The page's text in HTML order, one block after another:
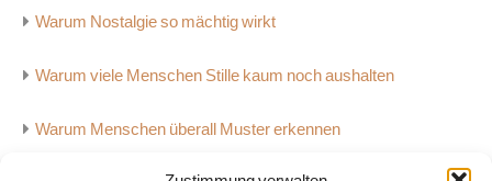
Warum Nostalgie so mächtig wirkt
Warum viele Menschen Stille kaum noch aushalten
Warum Menschen überall Muster erkennen